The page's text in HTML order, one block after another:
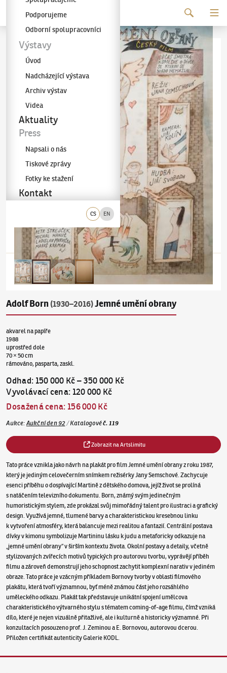
Galerie KODL
CS EN
Podporujeme
Odborní spolupracovníci
Výstavy
Úvod
Nadcházející výstava
Archiv výstav
Videa
Aktuality
Press
Napsali o nás
Tiskové zprávy
Fotky ke stažení
Kontakt
Adolf Born (1930–2016)Jemné umění obrany
akvarel na papíře
1988
uprostřed dole
70 × 50 cm
rámováno, pasparta, zaskl.
Odhad: 150 000 Kč–350 000 Kč
Vyvolávací cena: 120 000 Kč
Dosažená cena: 156 000 Kč
Aukce: Aukční den 92 /Katalogovéč.119
Zobrazit na Artslimitu
Tato práce vznikla jako návrh na plakát pro film Jemné umění obrany z roku 1987,
který je jediným celovečerním snímkem režisérky Jany Semschové. Zachycuje
esenci příběhu o dospívající Martině z dětského domova, jejíž život se prolíná
s natáčením televizního dokumentu. Born, známý svým jedinečným
humoristickým stylem, zde prokázal svůj mimořádný talent pro ilustraci a grafický
design. Využívá jemné, tlumené barvy a charakteristickou kresebnou linku
k vytvoření atmosféry, která balancuje mezi realitou a fantazií. Centrální postava
dívky v kimonu symbolizuje Martininu lásku k judu a metaforicky odkazuje na
„jemné umění obrany“ v širším kontextu života. Okolní postavy a detaily, včetně
stylizovaných zvířecích motivů typických pro autorovu tvorbu, vyprávějí příběh
filmu a zároveň demonstrují jeho schopnost zachytit komplexní narativ v jediném
obraze. Tato práce je vzácným příkladem Bornovy tvorby v oblasti filmového
plakátu, která tvoří významnou, byť méně známou část jeho rozsáhlého
uměleckého odkazu. Plakát tak představuje unikátní spojení umělcova
charakteristického výtvarného stylu s tématem coming-of-age filmu, čímž vzniká
dílo, které je nejen vizuálně přitažlivé, ale i kulturně a historicky významné. Při
konzultacích posouzeno prof. J. Zeminou a E. Bornovou, autorovou dcerou.
Přiložen certifikát autenticity Galerie KODL.